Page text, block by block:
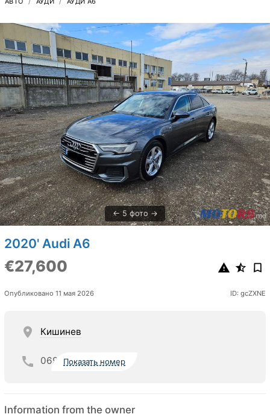
5 фото
2020' Audi A6
€27,600
Опубликовано 11 мая 2026 ID: gcZXNE
Кишинев
069 Показать номер
Information from the owner